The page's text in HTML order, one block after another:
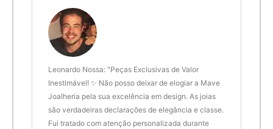
que o diamante.
Embora a zircônia cúbica não tenha a mesma raridade e valor
gemologia, desde anéis de noivado até joias e relógios de
moda. A CZ também é frequentemente usada em pesquisas
científicas como um substituto do diamante em
experimentos.
6,1cm
6,2cm
6,3cm 23
6,4cm 24
Leonardo Nossa: "Peças Exclusivas de Valor
Inestimável! ✨ Não posso deixar de elogiar a Mave
Joalheria pela sua excelência em design. As joias
são verdadeiras declarações de elegância e classe.
Fui tratado com atenção personalizada durante